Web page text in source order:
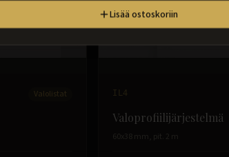
Valolistat IL4
Valoprofiilijärjestelmä
60x38 mm, pit. 2 m
Lisää ostoskoriin